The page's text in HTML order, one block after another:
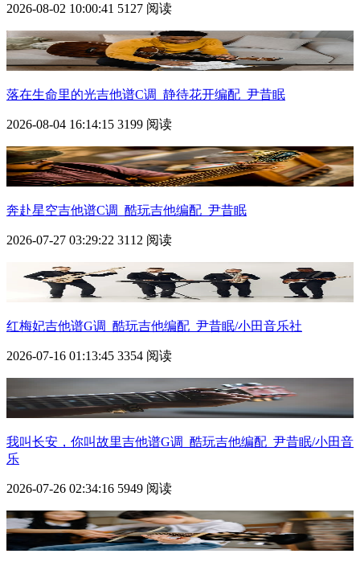
2026-08-02 10:00:41 5127 阅读
落在生命里的光吉他谱C调_静待花开编配_尹昔眠
2026-08-04 16:14:15 3199 阅读
奔赴星空吉他谱C调_酷玩吉他编配_尹昔眠
2026-07-27 03:29:22 3112 阅读
红梅妃吉他谱G调_酷玩吉他编配_尹昔眠/小田音乐社
2026-07-16 01:13:45 3354 阅读
我叫长安，你叫故里吉他谱G调_酷玩吉他编配_尹昔眠/小田音
乐
2026-07-26 02:34:16 5949 阅读